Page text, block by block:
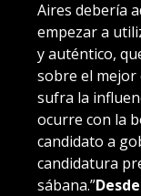
Aires debería
empezar a
y auténtico,
sobre el mejor
sufra la
ocurre con la
candidato a
candidatura
sábana.”